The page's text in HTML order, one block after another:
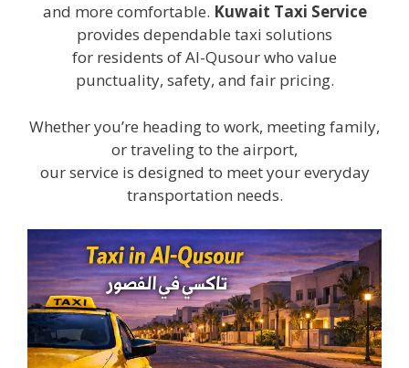
and more comfortable. Kuwait Taxi Service
provides dependable taxi solutions
for residents of Al-Qusour who value
punctuality, safety, and fair pricing.
Whether you’re heading to work, meeting family,
or traveling to the airport,
our service is designed to meet your everyday
transportation needs.